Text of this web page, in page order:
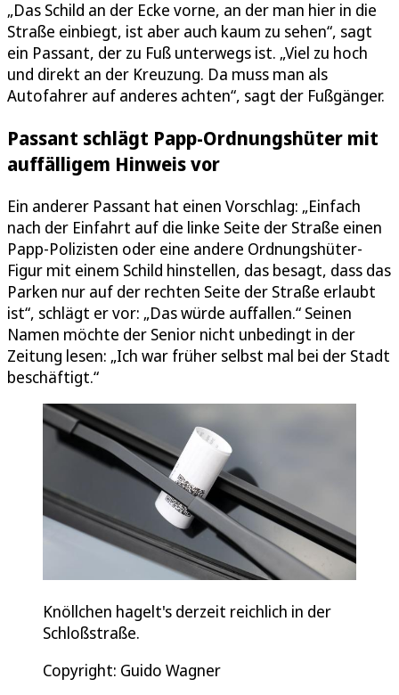
„Das Schild an der Ecke vorne, an der man hier in die
Straße einbiegt, ist aber auch kaum zu sehen“, sagt
ein Passant, der zu Fuß unterwegs ist. „Viel zu hoch
und direkt an der Kreuzung. Da muss man als
Autofahrer auf anderes achten“, sagt der Fußgänger.
Passant schlägt Papp-Ordnungshüter mit
auffälligem Hinweis vor
Ein anderer Passant hat einen Vorschlag: „Einfach
nach der Einfahrt auf die linke Seite der Straße einen
Papp-Polizisten oder eine andere Ordnungshüter-
Figur mit einem Schild hinstellen, das besagt, dass das
Parken nur auf der rechten Seite der Straße erlaubt
ist“, schlägt er vor: „Das würde auffallen.“ Seinen
Namen möchte der Senior nicht unbedingt in der
Zeitung lesen: „Ich war früher selbst mal bei der Stadt
beschäftigt.“
Knöllchen hagelt's derzeit reichlich in der
Schloßstraße.
Copyright: Guido Wagner